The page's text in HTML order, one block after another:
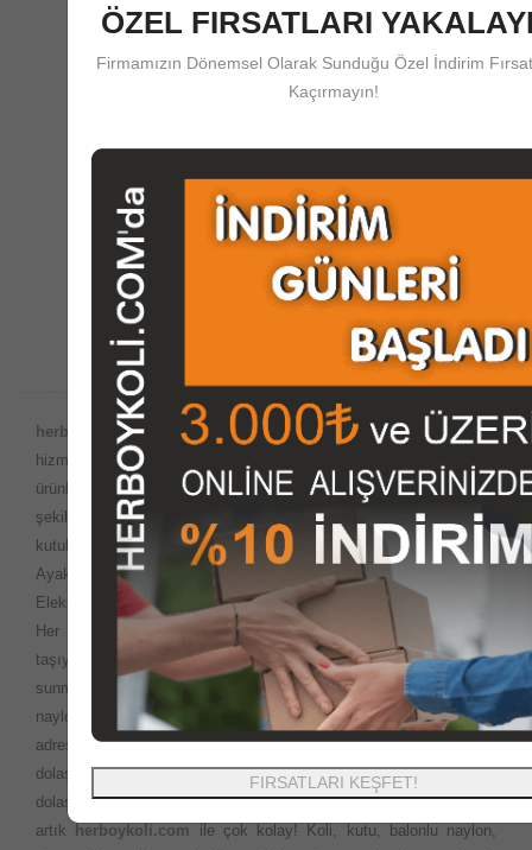
Güvenli Ödeme
Destek Merkezi
Satış Öncesi ve Sonrası Çağrı Merkezi Desteği
herboykoli.com Güvencesiyle;Dünyada internet ortamında satış
hizmetlerinin yaygın olduğu bu dönemde, imalatını yaptığımız
ürünleri
herboykoli.com
olarak İnternet ortamında güvenli bir
şekilde, kutu, koli, ambalaj malzemeleri, paketleme kutuları, giysi
kutuları, gıda kutuları, ofset baskılı baskısız kutu koli ürünleri,
Ayakkabı kutuları, Yedekparça kutuları, özel ofset baskılı kutular,
Elektronik cihaz kutularını en uygun fiyatlara sizlere sunuyoruz.
Her yerde ihtiyaç duyabileceğiniz Ofis veya evinizi
taşıyacaksınız? Çok fazla ürün seçeneği ve en iyi fiyatları sizlere
sunma politikamız ile istediğiniz ebatlardaki kutu koli balonlu
naylon ambalaj ürünlerini aynı gün kargo ile en kısa sürede
adresinize teslim ediyoruz. Taşıma esnasında kapı kapı
dolaşmanıza gerek yok. Önceleri evimizi taşırken bakkal market
dolaşarak rica ile bulmaya çalıştığımız kutu ve kolilere ulaşmak
artık
herboykoli.com ile çok kolay! Koli, kutu, balonlu naylon,
ÖZEL FIRSATLARI
Firmamızın Dönemsel Olarak Sunduğu Özel İndirim
Kaçırmayın!
FIRSATLARI KEŞFET!